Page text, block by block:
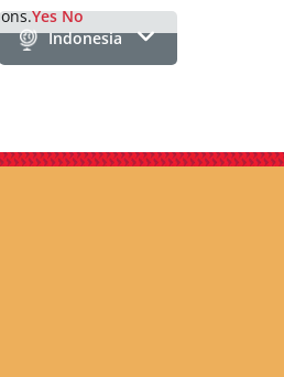
Indonesia
Yes No